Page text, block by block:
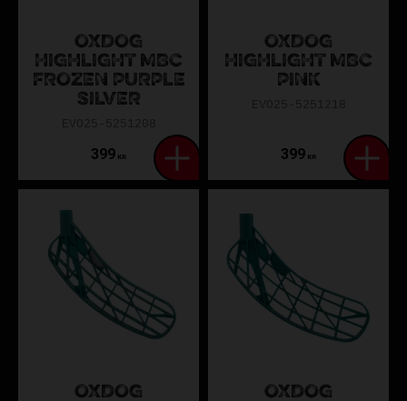
OXDOG
HIGHLIGHT MBC
FROZEN PURPLE
SILVER
399 KR
OXDOG
HIGHLIGHT MBC
PINK
399 KR
OXDOG
OXDOG